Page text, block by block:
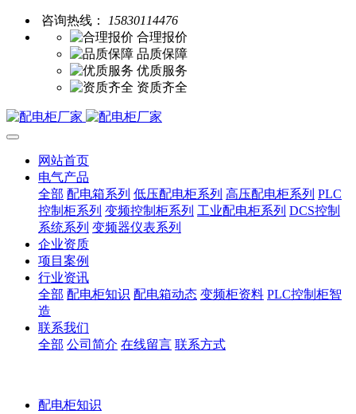
咨询热线：
15830114476
合理报价
品质保障
优质服务
资质齐全
网站首页
电气产品
全部 配电箱系列 低压配电柜系列 高压配电柜系列 PLC
控制柜系列 变频控制柜系列 工业配电柜系列 DCS控制
系统系列 变频器仪表系列
企业资质
项目案例
行业资讯
全部 配电柜知识 配电箱动态 变频柜资料 PLC控制柜智
造
联系我们
全部 公司简介 在线留言 联系方式
配电柜知识